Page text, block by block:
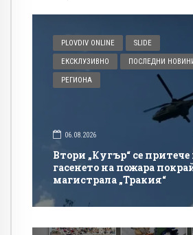
PLOVDIV ONLINE SLIDE
ЕКСКЛУЗИВНО ПОСЛЕДНИ
РЕГИОНА
06.08.2026
Втори „Кугър“ се
гасенето на пожара
магистрала „Тракия“